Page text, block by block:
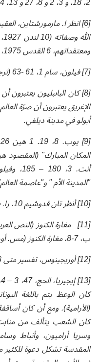
ومعتقداتهم، 6 القدس 1975، 63 - 79
[7] فيلون، سام 1، 61 -63 (ترجمتنا).
[8] كان الباىبليون يعتبرون
الإغريق يعتبرون أن صرّة
أبولو في مدينة ديلفي.
[9]
المكان المبارك" (المقصود
"المدينة الأم " و"عاصمة
[10] أنظر تان قدوشيم 10، را. ب. سان 37 ا
ب، 7-8، مغارة الكنوز (مس. أور) 5، 10 -11)
[12] أوريجينوس، تفسير متى 126
كان الوعظ يتم باللغة
كان الشعب يتألف من
وسريا أراميون، وأنباط
المقدسة تشكل دعوة